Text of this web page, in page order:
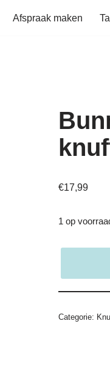
Afspraak maken
€17,99
1 op
Categorie: